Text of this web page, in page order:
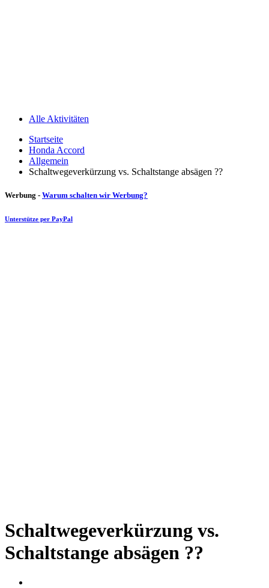
Alle Aktivitäten
Startseite
Honda Accord
Allgemein
Schaltwegeverkürzung vs. Schaltstange absägen ??
Werbung - Warum schalten wir Werbung?
Unterstütze per PayPal
Schaltwegeverkürzung vs.
Schaltstange absägen ??